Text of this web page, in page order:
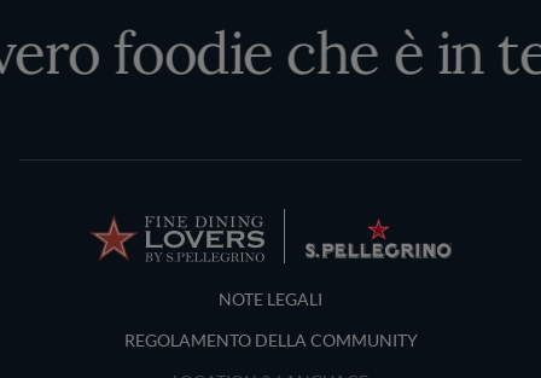
foodie che è in te
Terms and Conditions
NOTE LEGALI
REGOLAMENTO DELLA COMMUNITY